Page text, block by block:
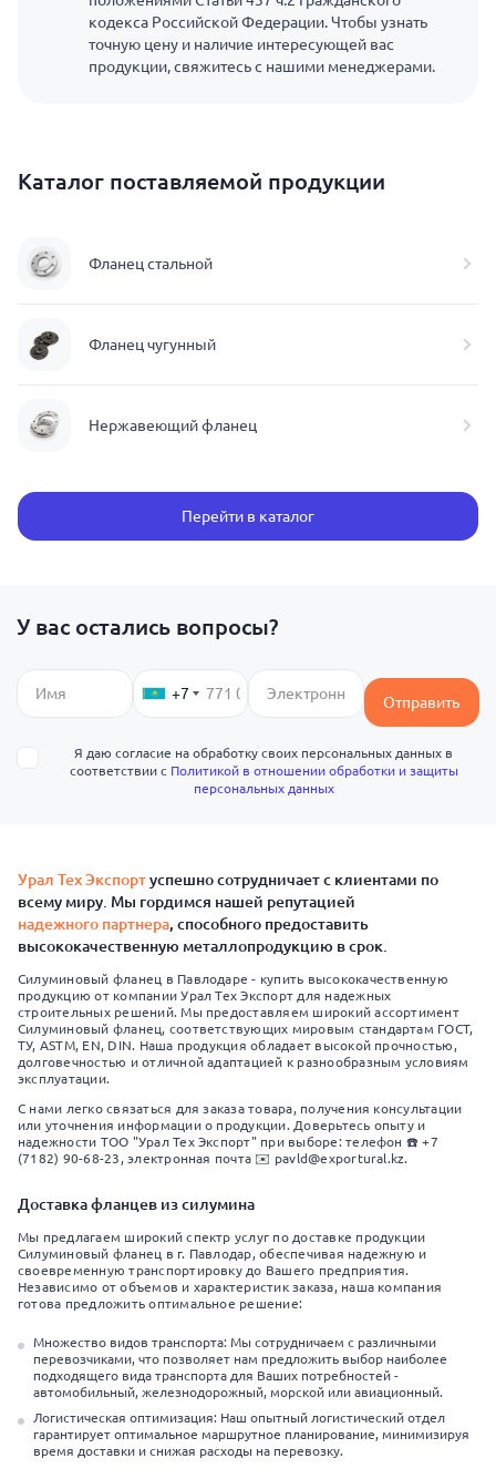
кодекса Российской Федерации. Чтобы узнать
точную цену и наличие интересующей вас
продукции, свяжитесь с нашими менеджерами.
Каталог поставляемой продукции
Фланец стальной
Фланец чугунный
Нержавеющий фланец
Перейти в каталог
У вас остались вопросы?
+7 Отправить
Я даю согласие на обработку своих персональных данных в
соответствии с Политикой в отношении обработки и защиты
персональных данных
Урал Тех Экспортуспешно сотрудничает с клиентами по
всему миру. Мы гордимся нашей репутацией
надежного партнера, способного предоставить
высококачественную металлопродукцию в срок.
Силуминовый фланец в Павлодаре - купить высококачественную
продукцию от компании Урал Тех Экспорт для надежных
строительных решений. Мы предоставляем широкий ассортимент
Силуминовый фланец, соответствующих мировым стандартам ГОСТ,
ТУ, ASTM, EN, DIN. Наша продукция обладает высокой прочностью,
долговечностью и отличной адаптацией к разнообразным условиям
эксплуатации.
С нами легко связаться для заказа товара, получения консультации
или уточнения информации о продукции. Доверьтесь опыту и
надежности ТОО "Урал Тех Экспорт" при выборе: телефон ☎️ +7
(7182) 90-68-23, электронная почта ✉️ pavld@exportural.kz.
Доставка фланцев из силумина
Мы предлагаем широкий спектр услуг по доставке продукции
Силуминовый фланец в г. Павлодар, обеспечивая надежную и
своевременную транспортировку до Вашего предприятия.
Независимо от объемов и характеристик заказа, наша компания
готова предложить оптимальное решение:
Множество видов транспорта: Мы сотрудничаем с различными
перевозчиками, что позволяет нам предложить выбор наиболее
подходящего вида транспорта для Ваших потребностей -
автомобильный, железнодорожный, морской или авиационный.
Логистическая оптимизация: Наш опытный логистический отдел
гарантирует оптимальное маршрутное планирование, минимизируя
время доставки и снижая расходы на перевозку.